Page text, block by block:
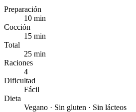
Preparación
10 min
Cocción
15 min
Total
25 min
Raciones
4
Dificultad
Fácil
Dieta
Vegano · Sin gluten · Sin lácteos